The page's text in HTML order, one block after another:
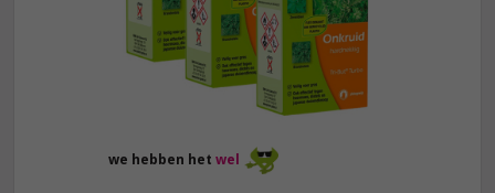
we hebben het wel